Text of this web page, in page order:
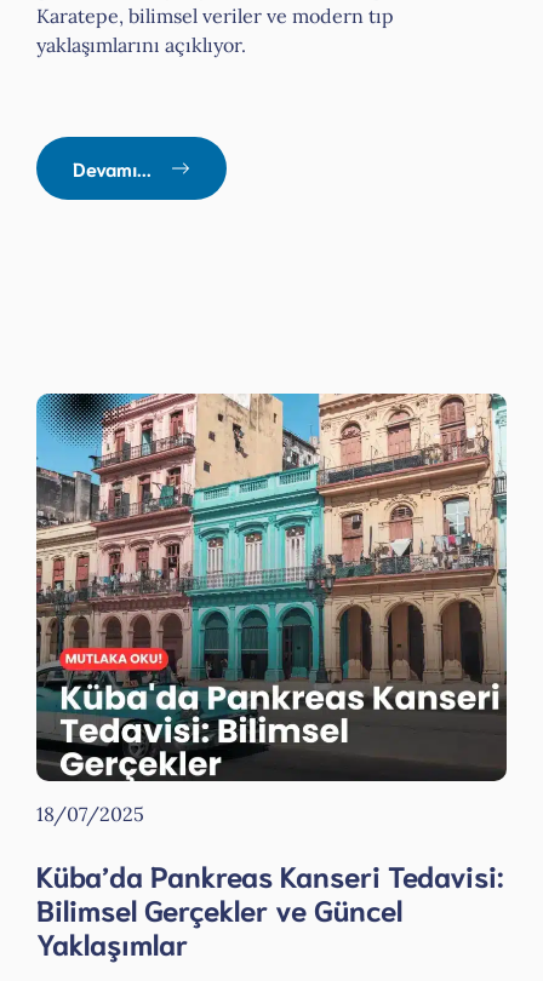
Karatepe, bilimsel veriler ve modern tıp
yaklaşımlarını açıklıyor.
Devamı...
18/07/2025
Küba’da Pankreas Kanseri Tedavisi:
Bilimsel Gerçekler ve Güncel
Yaklaşımlar